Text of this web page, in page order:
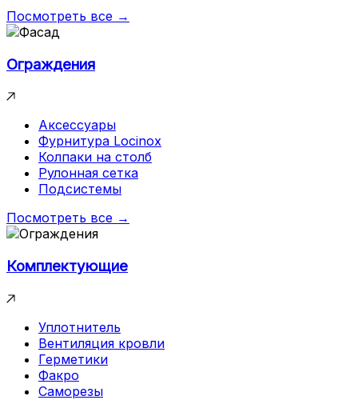
Посмотреть все →
Ограждения
Аксессуары
Фурнитура Locinox
Колпаки на столб
Рулонная сетка
Подсистемы
Посмотреть все →
Комплектующие
Уплотнитель
Вентиляция кровли
Герметики
Факро
Саморезы